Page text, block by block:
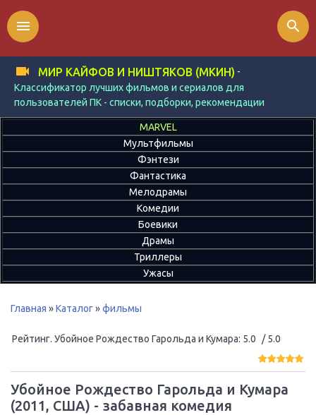
МИР КАЙФОВ И НИШТЯКОВ (МКИН) -
Классификатор лучших фильмов и сериалов для
пользователей ПК - списки, подборки, рекомендации
menu search
MARVEL
Мультфильмы
Фэнтези
Фантастика
Мелодрамы
Комедии
Боевики
Драмы
Триллеры
Ужасы
Главная »Каталог»фильмы
Рейтинг. Убойное Рождество Гарольда и Кумара: 5.0 / 5.0
Убойное Рождество Гарольда и Кумара
(2011, США) - забавная комедия